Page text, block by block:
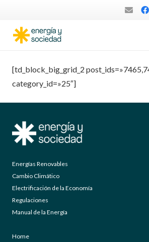
[td_block_big_grid_2
category_id=»25″]
Energías Renovables
Cambio Climático
Electrificación de la Economía
Regulaciones
Manual de la Energía
Home